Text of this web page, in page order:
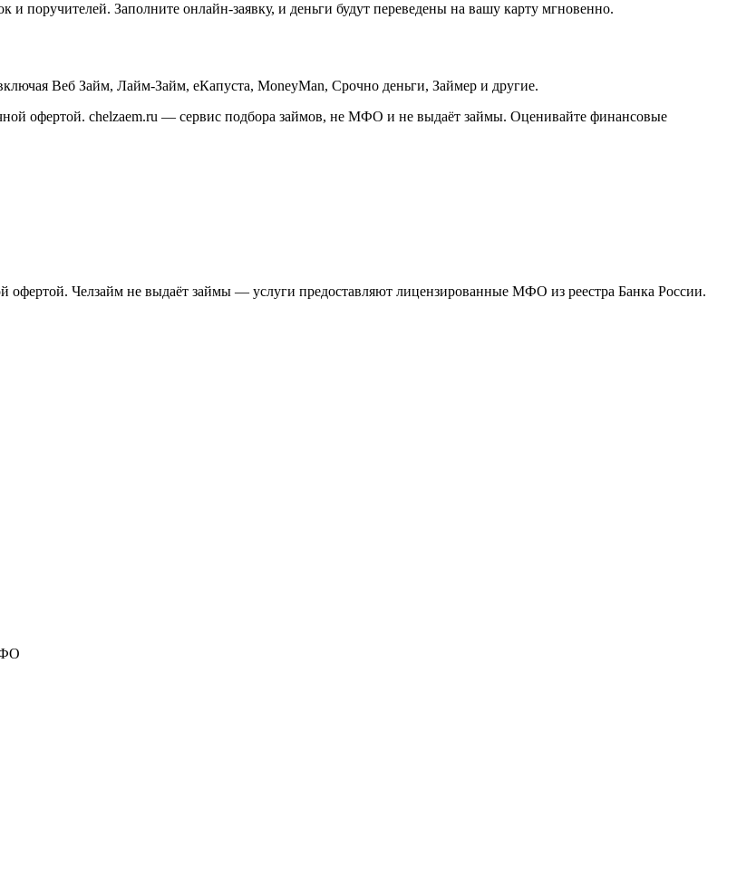
Заполните онлайн-заявку, и деньги будут переведены на вашу карту мгновенно.
Веб Займ, Лайм-Займ, еКапуста, MoneyMan, Срочно деньги, Займер и другие.
офертой. chelzaem.ru — сервис подбора займов, не МФО и не выдаёт займы. Оценивайте финансовые
офертой. Челзайм не выдаёт займы — услуги предоставляют лицензированные МФО из реестра Банка России.